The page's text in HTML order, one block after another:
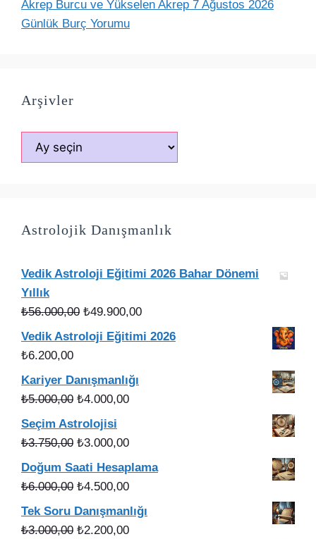
Akrep Burcu ve Yükselen Akrep 7 Ağustos 2026
Günlük Burç Yorumu
Arşivler
Arşivler
Astrolojik Danışmanlık
Vedik Astroloji Eğitimi 2026 Bahar Dönemi
Yıllık
₺56.000,00 Orijinal
fiyat:
₺49.900,00Şu
andaki
Vedik Astroloji Eğitimi 2026
₺6.200,00
Kariyer Danışmanlığı
₺5.000,00 Orijinal
fiyat:
₺5.000,00.
₺4.000,00Şu
fiyat:
Seçim Astrolojisi
₺3.750,00 Orijinal
fiyat:
₺3.750,00.
₺3.000,00Şu
andaki
fiyat:
Doğum Saati Hesaplama
₺6.000,00 Orijinal
fiyat:
₺6.000,00.
₺4.500,00Şu
andaki
fiyat:
Tek Soru Danışmanlığı
₺3.000,00 Orijinal
₺2.200,00Şu